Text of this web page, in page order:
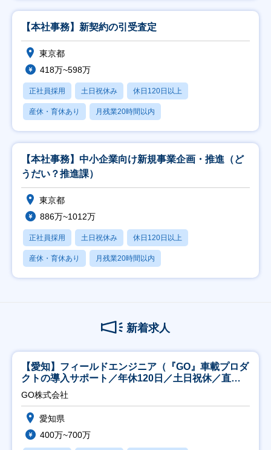
【本社事務】新契約の引受査定
東京都
418万~598万
正社員採用 土日祝休み 休日120日以上
産休・育休あり 月残業20時間以内
【本社事務】中小企業向け新規事業企画・推進（ど
うだい？推進課）
東京都
886万~1012万
正社員採用 土日祝休み 休日120日以上
産休・育休あり 月残業20時間以内
新着求人
【愛知】フィールドエンジニア（『GO』車載プロダ
クトの導入サポート／年休120日／土日祝休／直行
直帰
GO株式会社
愛知県
400万~700万